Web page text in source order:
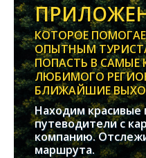
КОТОРОЕ
ОПЫТНЫМ
ПОПАСТЬ В САМЫЕ
ЛЮБИМОГО
БЛИЖАЙШИЕ
Находим красивые
путеводители с
компанию.
маршрута.